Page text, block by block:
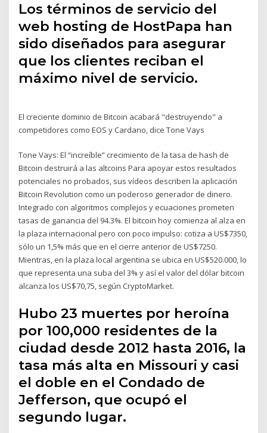
Los términos de servicio del
web hosting de HostPapa han
sido diseñados para asegurar
que los clientes reciban el
máximo nivel de servicio.
El creciente dominio de Bitcoin acabará "destruyendo" a
competidores como EOS y Cardano, dice Tone Vays
Tone Vays: El “increíble” crecimiento de la tasa de hash de
Bitcoin destruirá a las altcoins Para apoyar estos resultados
potenciales no probados, sus vídeos describen la aplicación
Bitcoin Revolution como un poderoso generador de dinero.
Integrado con algoritmos complejos y ecuaciones prometen
tasas de ganancia del 94.3%. El bitcoin hoy comienza al alza en
la plaza internacional pero con poco impulso: cotiza a US$7350,
sólo un 1,5% más que en el cierre anterior de US$7250.
Mientras, en la plaza local argentina se ubica en US$520.000, lo
que representa una suba del 3% y así el valor del dólar bitcoin
alcanza los US$70,75, según CryptoMarket.
Hubo 23 muertes por heroína
por 100,000 residentes de la
ciudad desde 2012 hasta 2016, la
tasa más alta en Missouri y casi
el doble en el Condado de
Jefferson, que ocupó el
segundo lugar.